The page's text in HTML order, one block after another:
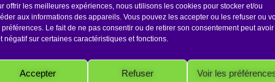
offrir les meilleures expériences, nous utilisons les cookies pour stocker et/ou
aux informations des appareils. Vous pouvez les accepter ou les refuser ou
préférences. Le fait de ne pas consentir ou de retirer son consentement peut avoir
négatif sur certaines caractéristiques et fonctions.
Accepter Refuser Voir les
Copyright 2026 Antakarana.fr